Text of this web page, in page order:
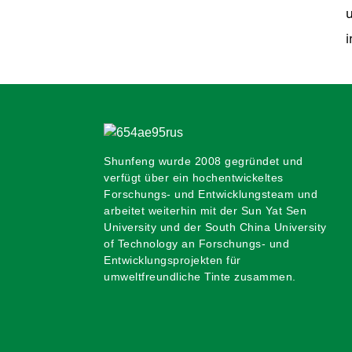
Shunfeng wurde 2008 gegründet und
verfügt über ein hochentwickeltes
Forschungs- und Entwicklungsteam und
arbeitet weiterhin mit der Sun Yat Sen
University und der South China University
of Technology an Forschungs- und
Entwicklungsprojekten für
umweltfreundliche Tinte zusammen.